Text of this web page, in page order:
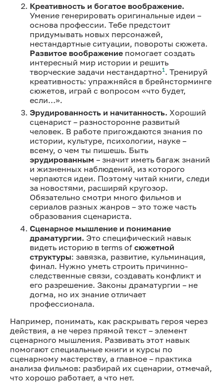
Креативность и богатое воображение.
Умение генерировать оригинальные идеи –
основа профессии. Тебе предстоит
придумывать новых персонажей,
нестандартные ситуации, повороты сюжета.
Развитое воображение помогает создать
интересный мир истории и решить
творческие задачи нестандартно1 . Тренируй
креативность: упражняйся в брейнсторминге
сюжетов, играй с вопросом «что будет,
если…».
Эрудированность и начитанность. Хороший
сценарист – разносторонне развитый
человек. В работе пригождаются знания по
истории, культуре, психологии, науке –
всему, о чем ты пишешь. Быть
эрудированным – значит иметь багаж знаний
и жизненных наблюдений, из которого
черпаются идеи. Поэтому читай книги, следи
за новостями, расширяй кругозор.
Обязательно смотри много фильмов и
сериалов разных жанров – это тоже часть
образования сценариста.
Сценарное мышление и понимание
драматургии. Это специфический навык
видеть историю в terms of сюжетной
структуры: завязка, развитие, кульминация,
финал. Нужно уметь строить причинно-
следственные связи, создавать конфликт и
его разрешение. Законы драматургии – не
догма, но их знание отличает
профессионала.
Например, понимать, как раскрывать героя через
действия, а не через прямой текст – элемент
сценарного мышления. Развивать этот навык
помогают специальные книги и курсы по
сценарному мастерству, а главное – практика
анализа фильмов: разбирай их сценарии, отмечай,
что хорошо работает, а что нет.